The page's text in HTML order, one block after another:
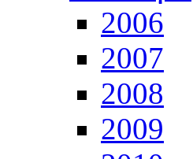
2006
2007
2008
2009